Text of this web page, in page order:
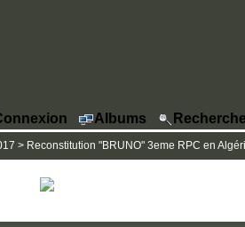
Albums
> Reconstitution "BRUNO" 3eme RPC en